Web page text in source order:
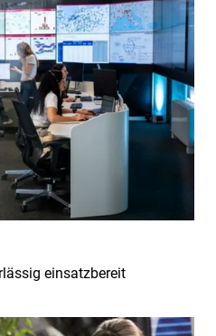
einsatzbereit